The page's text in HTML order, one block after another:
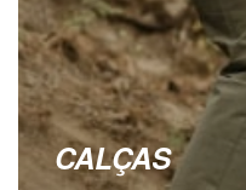
CALÇAS